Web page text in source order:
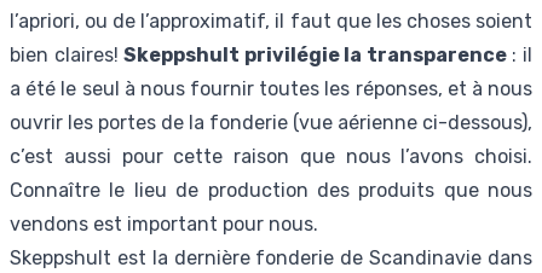
l’apriori, ou de l’approximatif, il faut que les choses soient
bien claires!Skeppshult privilégie la transparence: il
a été le seul à nous fournir toutes les réponses, et à nous
ouvrir les portes de la fonderie (vue aérienne ci-dessous),
c’est aussi pour cette raison que nous l’avons choisi.
Connaître le lieu de production des produits que nous
vendons est important pour nous.
Skeppshult est la dernière fonderie de Scandinavie dans